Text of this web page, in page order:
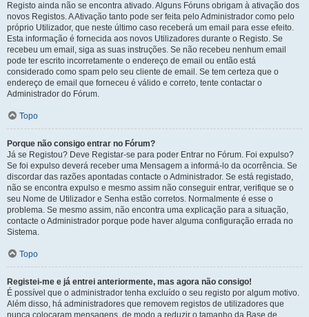
Registo ainda não se encontra ativado. Alguns Fóruns obrigam à ativação dos
novos Registos. A Ativação tanto pode ser feita pelo Administrador como pelo
próprio Utilizador, que neste último caso receberá um email para esse efeito.
Esta informação é fornecida aos novos Utilizadores durante o Registo. Se
recebeu um email, siga as suas instruções. Se não recebeu nenhum email
pode ter escrito incorretamente o endereço de email ou então está
considerado como spam pelo seu cliente de email. Se tem certeza que o
endereço de email que forneceu é válido e correto, tente contactar o
Administrador do Fórum.
Topo
Porque não consigo entrar no Fórum?
Já se Registou? Deve Registar-se para poder Entrar no Fórum. Foi expulso?
Se foi expulso deverá receber uma Mensagem a informá-lo da ocorrência. Se
discordar das razões apontadas contacte o Administrador. Se está registado,
não se encontra expulso e mesmo assim não conseguir entrar, verifique se o
seu Nome de Utilizador e Senha estão corretos. Normalmente é esse o
problema. Se mesmo assim, não encontra uma explicação para a situação,
contacte o Administrador porque pode haver alguma configuração errada no
Sistema.
Topo
Registei-me e já entrei anteriormente, mas agora não consigo!
É possível que o administrador tenha excluído o seu registo por algum motivo.
Além disso, há administradores que removem registos de utilizadores que
nunca colocaram mensagens, de modo a reduzir o tamanho da Base de